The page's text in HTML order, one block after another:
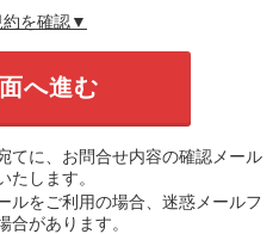
を確認▼
てに、お問合せ内容の確認メール
たします。
ルをご利用の場合、迷惑メールフ
合があります。